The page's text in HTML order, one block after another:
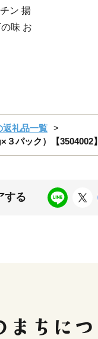
ン 揚
味 お
返礼品一覧
パック）【3504002】
する